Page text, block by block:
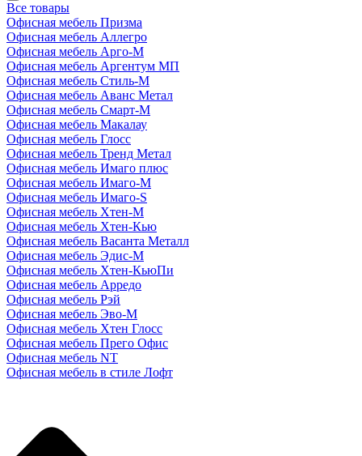
Все товары
Офисная мебель Призма
Офисная мебель Аллегро
Офисная мебель Арго-М
Офисная мебель Аргентум МП
Офисная мебель Стиль-М
Офисная мебель Аванс Метал
Офисная мебель Смарт-М
Офисная мебель Макалау
Офисная мебель Глосс
Офисная мебель Тренд Метал
Офисная мебель Имаго плюс
Офисная мебель Имаго-М
Офисная мебель Имаго-S
Офисная мебель Хтен-M
Офисная мебель Хтен-Кью
Офисная мебель Васанта Металл
Офисная мебель Эдис-M
Офисная мебель Хтен-КьюПи
Офисная мебель Арредо
Офисная мебель Рэй
Офисная мебель Эво-M
Офисная мебель Хтен Глосс
Офисная мебель Прего Офис
Офисная мебель NT
Офисная мебель в стиле Лофт